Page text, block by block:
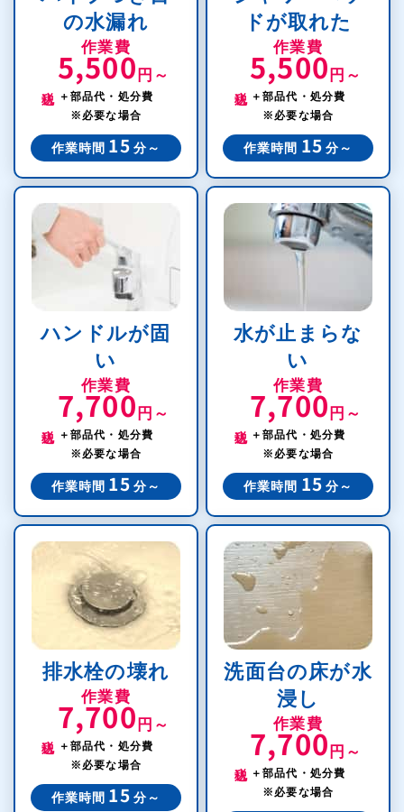
の水漏れ
作業費
5,500 円～
＋部品代・処分費
※必要な場合
作業時間 15 分～
ドが取れた
作業費
5,500 円～
＋部品代・処分費
※必要な場合
作業時間 15 分～
ハンドルが固
い
作業費
7,700 円～
＋部品代・処分費
※必要な場合
作業時間 15 分～
水が止まらな
い
作業費
7,700 円～
＋部品代・処分費
※必要な場合
作業時間 15 分～
排水栓の壊れ
作業費
7,700 円～
＋部品代・処分費
※必要な場合
作業時間 15 分～
洗面台の床が水
浸し
作業費
7,700 円～
＋部品代・処分費
※必要な場合